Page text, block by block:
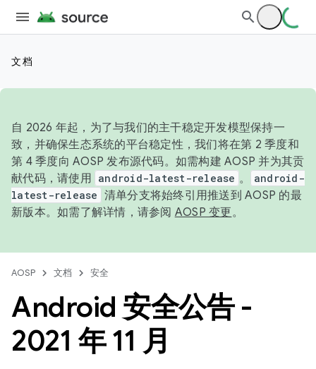
文档
自 2026 年起，为了与我们的主干稳定开发模型保持一
致，并确保生态系统的平台稳定性，我们将在第 2 季度和
第 4 季度向 AOSP 发布源代码。如需构建 AOSP 并为其贡
献代码，请使用 android-latest-release 。
android-
latest-release 清单分支将始终引用推送到 AOSP 的最
新版本。如需了解详情，请参阅 AOSP 变更。
AOSP 文档 安全
Android 安全公告 -
2021 年 11 月